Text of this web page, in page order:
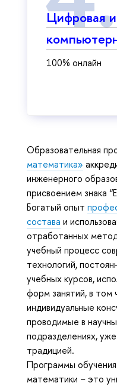
Цифровая
100% онлайн
Образовательная
математика»
инженерного
присвоением знака
Богатый опыт
состава и
отработанных
учебный процесс
технологий,
учебных курсов,
форм занятий, в том
индивидуальные
проводимые в
подразделениях,
традицией.
Программы
математики − это